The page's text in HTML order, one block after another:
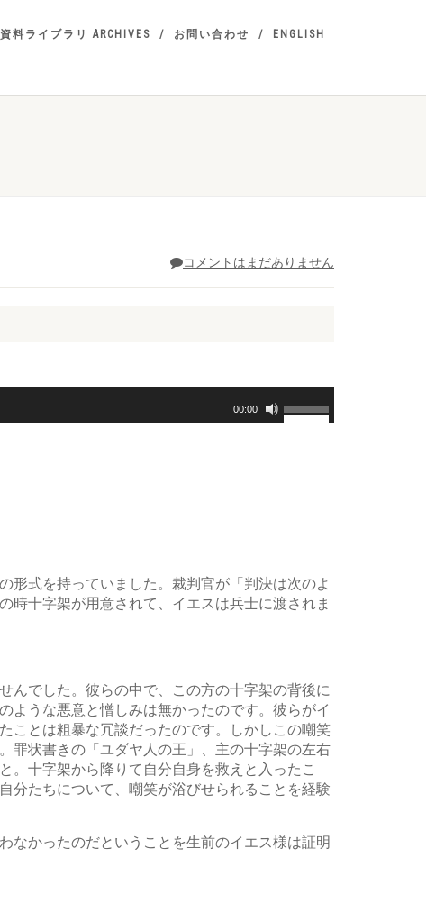
資料ライブラリ ARCHIVES お問い合わせ ENGLISH
コメントはまだありません
00:00
ボ
リ
下
矢
印
っ
て
く
だ
さ
い。
形式を持っていました。裁判官が「判決は次のよ
時十字架が用意されて、イエスは兵士に渡されま
んでした。彼らの中で、この方の十字架の背後に
ような悪意と憎しみは無かったのです。彼らがイ
ことは粗暴な冗談だったのです。しかしこの嘲笑
罪状書きの「ユダヤ人の王」、主の十字架の左右
。十字架から降りて自分自身を救えと入ったこ
分たちについて、嘲笑が浴びせられることを経験
なかったのだということを生前のイエス様は証明